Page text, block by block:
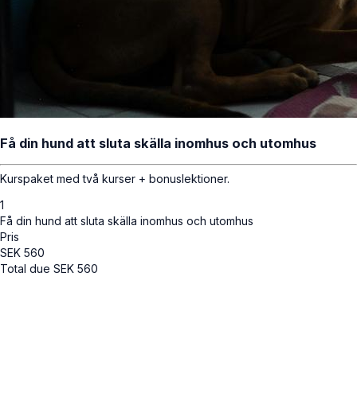
Få din hund att sluta skälla inomhus och utomhus
Kurspaket med två kurser + bonuslektioner.
1
Få din hund att sluta skälla inomhus och utomhus
Pris
SEK 560
Total due SEK 560